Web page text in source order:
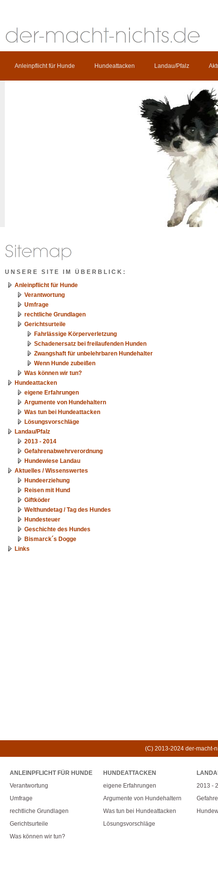
Anleinpflicht für Hunde Hundeattacken Landau/Pfalz
UNSERE SITE IM ÜBERBLICK:
Anleinpflicht für Hunde
Verantwortung
Umfrage
rechtliche Grundlagen
Gerichtsurteile
Fahrlässige Körperverletzung
Schadenersatz bei freilaufenden Hunden
Zwangshaft für unbelehrbaren Hundehalter
Wenn Hunde zubeißen
Was können wir tun?
Hundeattacken
eigene Erfahrungen
Argumente von Hundehaltern
Was tun bei Hundeattacken
Lösungsvorschläge
Landau/Pfalz
2013 - 2014
Gefahrenabwehrverordnung
Hundewiese Landau
Aktuelles / Wissenswertes
Hundeerziehung
Reisen mit Hund
Giftköder
Welthundetag / Tag des Hundes
Hundesteuer
Geschichte des Hundes
Bismarck´s Dogge
Links
(C) 2013-2024 der-macht-
ANLEINPFLICHT FÜR HUNDE
Verantwortung
Umfrage
rechtliche Grundlagen
Gerichtsurteile
Was können wir tun?
HUNDEATTACKEN
eigene Erfahrungen
Argumente von Hundehaltern
Was tun bei Hundeattacken
Lösungsvorschläge
2013 -